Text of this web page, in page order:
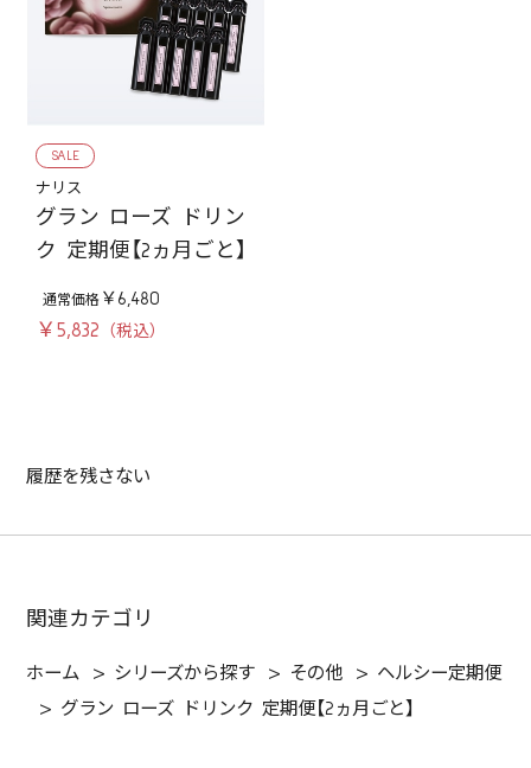
SALE
ナリス
グラン ローズ ドリン
ク 定期便【2ヵ月ごと】
￥6,480
￥5,832
履歴を残さない
関連カテゴリ
ホーム > シリーズから探す > その他 > ヘルシー定期便
> グラン ローズ ドリンク 定期便【2ヵ月ごと】